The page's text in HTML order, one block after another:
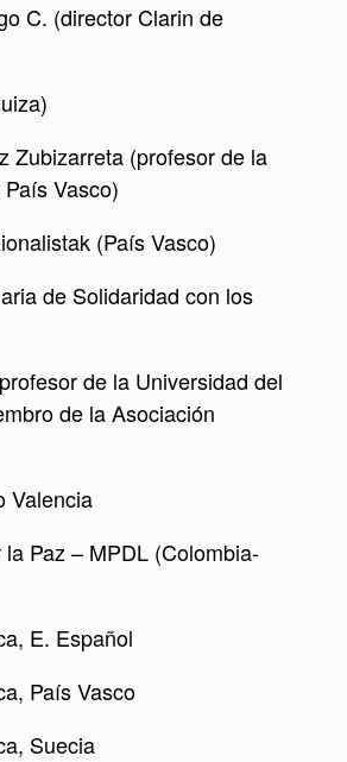
C. (director Clarin de
Zubizarreta (profesor de la
Vasco)
(País Vasco)
de Solidaridad con los
de la Universidad del
de la Asociación
Valencia
Paz – MPDL (Colombia-
E. Español
País Vasco
Suecia